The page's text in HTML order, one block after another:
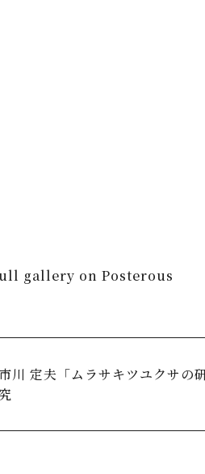
gallery on Posterous
市川 定夫「ムラサキツユクサの
究